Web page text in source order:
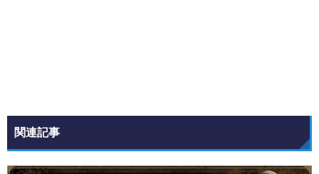
関連記事